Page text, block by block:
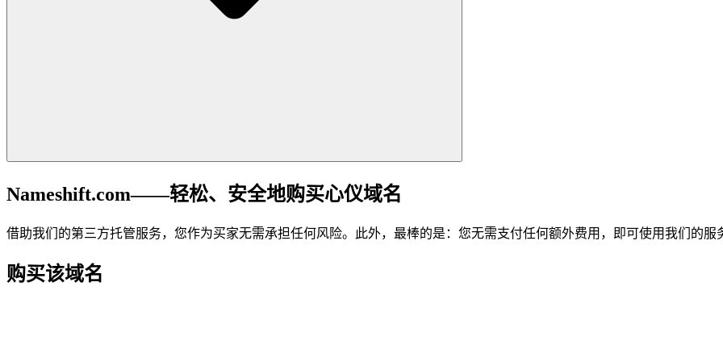
Nameshift.com——轻松、安全地购买心仪域名
借助我们的第三方托管服务，您作为买家无需承担任何风险。此外，最棒的是：您无需支付任何额外费用，即可使用我们的服
购买该域名